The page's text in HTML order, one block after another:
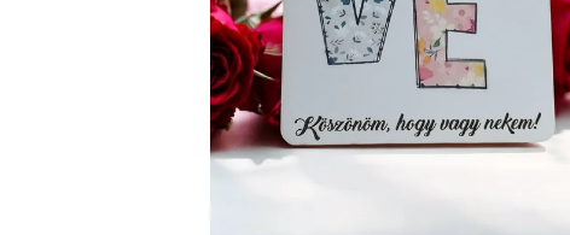
DEKOR ORCHIDEA KASPÓBAN KICSI
HALVÁNY ZÖLD
4 790 Ft
3